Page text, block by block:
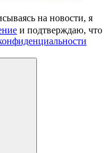
на новости, я
и подтверждаю, что